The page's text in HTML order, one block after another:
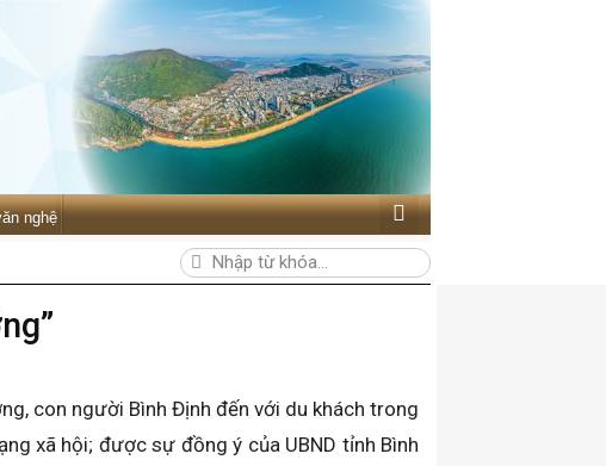
nghệ
con người Bình Định đến với du khách trong
xã hội; được sự đồng ý của UBND tỉnh Bình